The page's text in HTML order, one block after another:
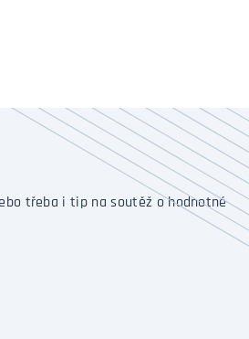
třeba i tip na soutěž o hodnotné